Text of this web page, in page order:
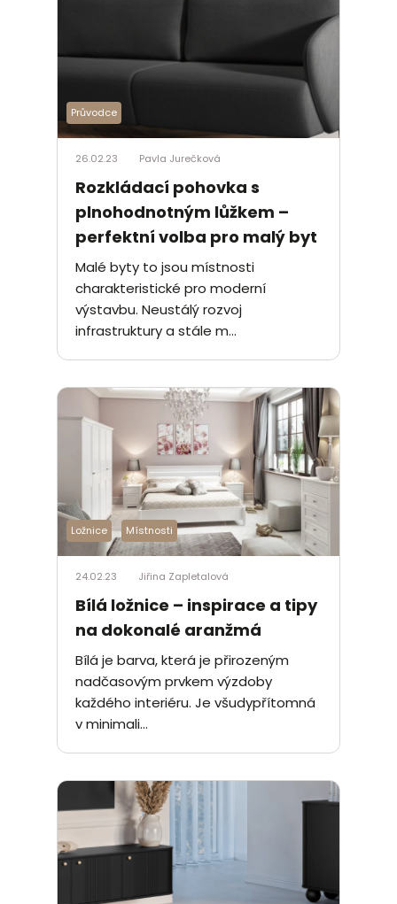
Průvodce
26.02.23 Pavla Jurečková
Rozkládací pohovka s
plnohodnotným lůžkem –
perfektní volba pro malý byt
Malé byty to jsou místnosti
charakteristické pro moderní
výstavbu. Neustálý rozvoj
infrastruktury a stále m...
Ložnice Místnosti
24.02.23 Jiřina Zapletalová
Bílá ložnice – inspirace a tipy
na dokonalé aranžmá
Bílá je barva, která je přirozeným
nadčasovým prvkem výzdoby
každého interiéru. Je všudypřítomná
v minimali...